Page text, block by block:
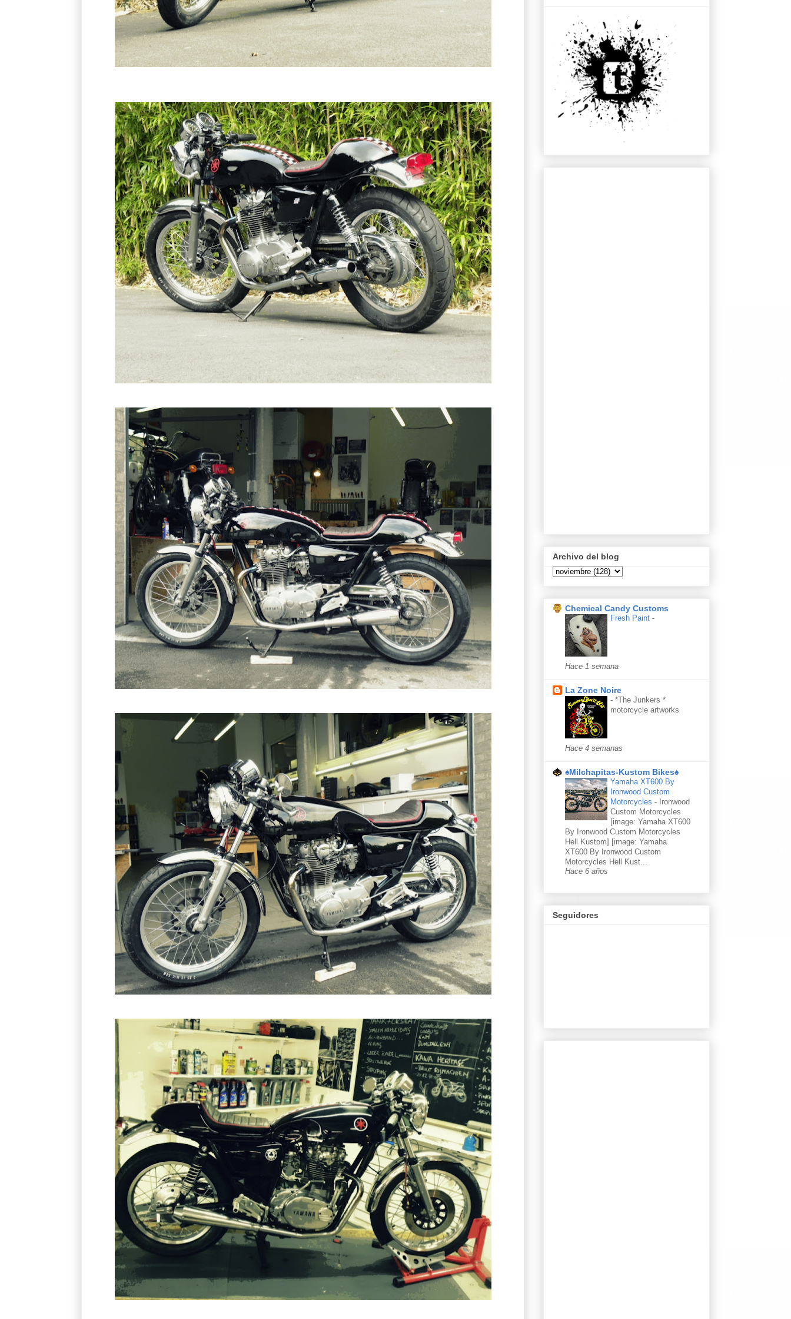
Archivo del blog
Chemical Candy Customs
Fresh Paint -
Hace 1 semana
La Zone Noire
- *The Junkers *
motorcycle artworks
Hace 4 semanas
♠Milchapitas-Kustom Bikes♠
Yamaha XT600 By
Ironwood Custom
Motorcycles - Ironwood
Custom Motorcycles
[image: Yamaha XT600
By Ironwood Custom Motorcycles
Hell Kustom] [image: Yamaha
XT600 By Ironwood Custom
Motorcycles Hell Kust...
Hace 6 años
Seguidores